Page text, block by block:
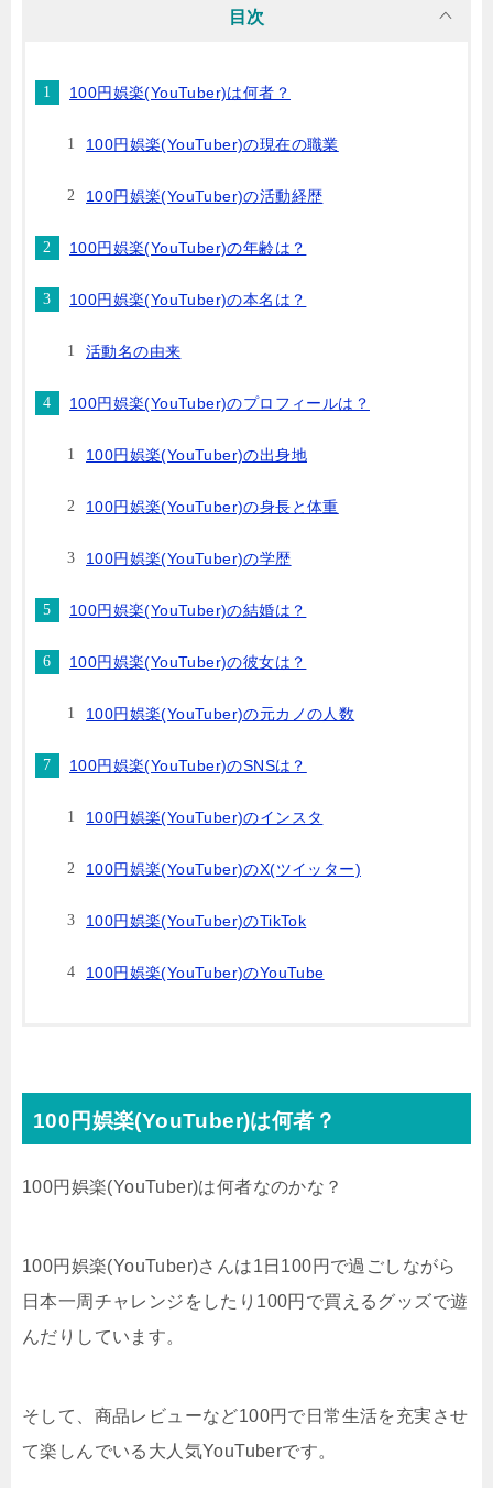
目次
100円娯楽(YouTuber)は何者？
100円娯楽(YouTuber)の現在の職業
100円娯楽(YouTuber)の活動経歴
100円娯楽(YouTuber)の年齢は？
100円娯楽(YouTuber)の本名は？
活動名の由来
100円娯楽(YouTuber)のプロフィールは？
100円娯楽(YouTuber)の出身地
100円娯楽(YouTuber)の身長と体重
100円娯楽(YouTuber)の学歴
100円娯楽(YouTuber)の結婚は？
100円娯楽(YouTuber)の彼女は？
100円娯楽(YouTuber)の元カノの人数
100円娯楽(YouTuber)のSNSは？
100円娯楽(YouTuber)のインスタ
100円娯楽(YouTuber)のX(ツイッター)
100円娯楽(YouTuber)のTikTok
100円娯楽(YouTuber)のYouTube
100円娯楽(YouTuber)は何者？
100円娯楽(YouTuber)は何者なのかな？
100円娯楽(YouTuber)さんは1日100円で過ごしながら
日本一周チャレンジをしたり100円で買えるグッズで遊
んだりしています。
そして、商品レビューなど100円で日常生活を充実させ
て楽しんでいる大人気YouTuberです。